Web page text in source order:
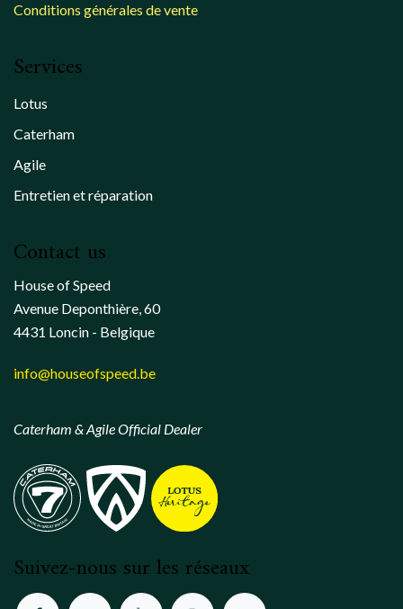
Conditions générales de vente
Services
Lotus
Caterham
Agile
Entretien et réparation
Contact us
House of Speed
Avenue Deponthière, 60
4431 Loncin - Belgique
info@houseofspeed.be
Caterham & Agile Official Dealer
Suivez-nous sur les réseaux